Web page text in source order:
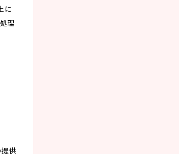
に
理
提供